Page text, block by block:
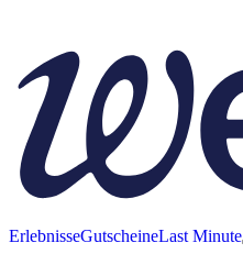
ErlebnisseGutscheineLast Minute